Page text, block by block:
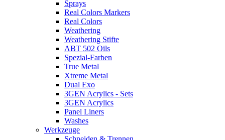
Sprays
Real Colors Markers
Real Colors
Weathering
Weathering Stifte
ABT 502 Oils
Spezial-Farben
True Metal
Xtreme Metal
Dual Exo
3GEN Acrylics - Sets
3GEN Acrylics
Panel Liners
Washes
Werkzeuge